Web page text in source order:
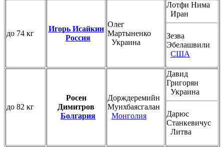
до 74 кг
Игорь Исайкин
Россия
Олег
Мартыненко
Украина
Лотфи Нима
Иран
Зезва
Эбелашвили
США
до 82 кг
Росен
Димитров
Болгария
Дорждеремийн
Мунхбаясгалан
Монголия
Давид
Григорян
Украина
Дарюс
Станкевичус
Литва